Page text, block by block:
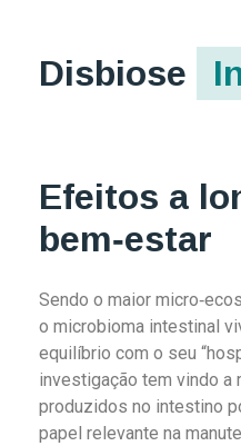
Disbiose
Efeitos a
bem‑estar
Sendo o maior
o microbioma intestinal
equilíbrio com o seu
investigação tem vindo
produzidos no intestino
papel relevante na